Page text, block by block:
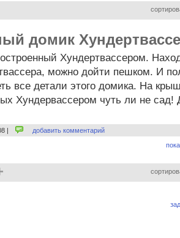
домик
Хундертвассером.
можно дойти пешком. И
все детали этого домика. На
Хундервассером чуть ли не сад!
|
добавить комментарий